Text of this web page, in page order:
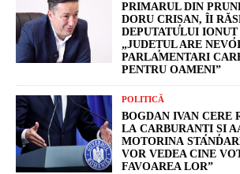
PRIMARUL DIN
DORU CRIȘAN, ÎI
DEPUTATULUI IONUȚ
„JUDEȚUL ARE
PARLAMENTARI
PENTRU OAMENI”
POLITICĂ
BOGDAN IVAN CERE
LA CARBURANȚI ȘI
MOTORINA
VOR VEDEA CINE
FAVOAREA LOR”